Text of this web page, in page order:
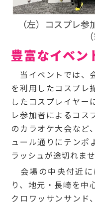
（左）コスプレ
豊富なイベン
当イベントでは、
を利用したコスプレ
したコスプレイヤー
レ参加者によるコス
のカラオケ大会など
ュール通りにテンポ
ラッシュが途切れませ
会場の中央付近に
り、地元・長崎を中
クロワッサンサンド